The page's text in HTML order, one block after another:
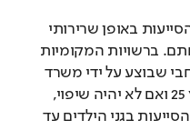
מתאריך 27.4 תושבת כלל פעילות הסייעות בגני הילדים עד